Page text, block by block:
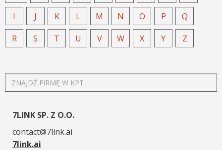
I J K L M N O P Q
R S T U V W X Y Z
ZNAJDŹ
FIRMĘ
KPT
7LINK SP. Z O.O.
contact@7link.ai
7link.ai